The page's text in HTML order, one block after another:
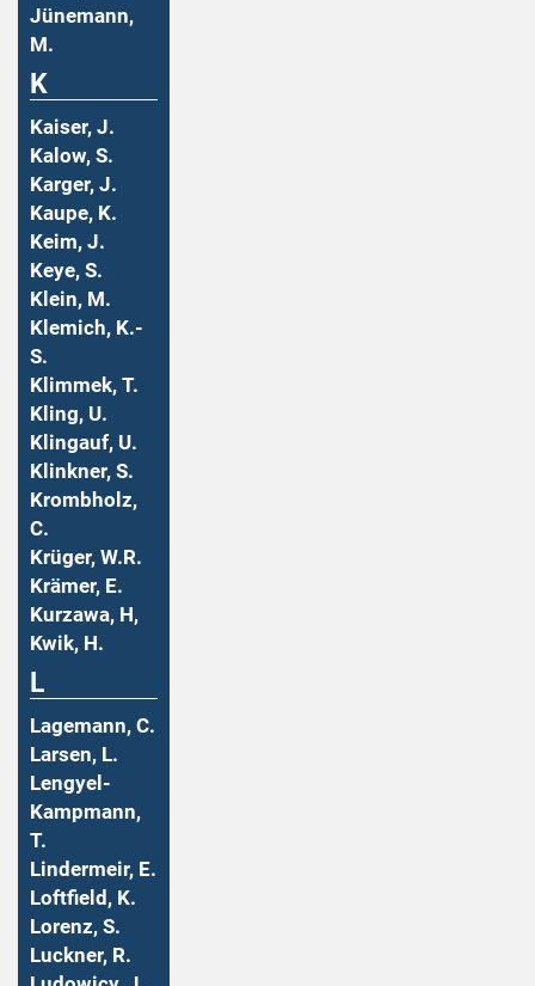
Jünemann,
M.
K
Kaiser, J.
Kalow, S.
Karger, J.
Kaupe, K.
Keim, J.
Keye, S.
Klein, M.
Klemich, K.-
S.
Klimmek, T.
Kling, U.
Klingauf, U.
Klinkner, S.
Krombholz,
C.
Krüger, W.R.
Krämer, E.
Kurzawa, H,
Kwik, H.
L
Lagemann, C.
Larsen, L.
Lengyel-
Kampmann,
T.
Lindermeir, E.
Loftfield, K.
Lorenz, S.
Luckner, R.